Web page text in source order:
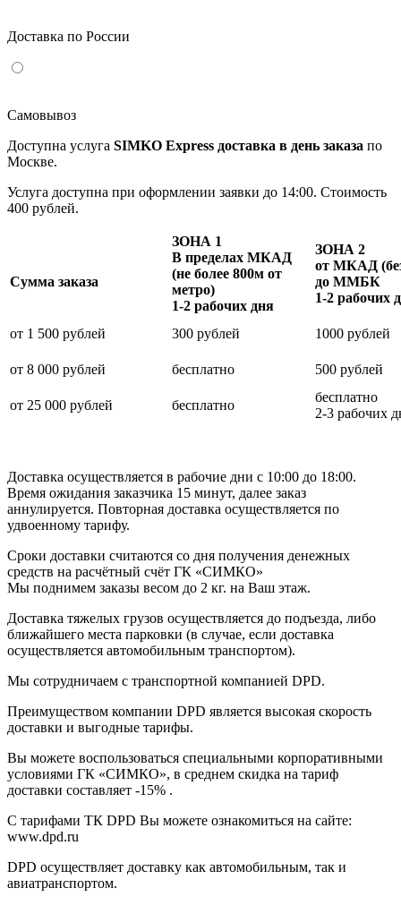
Доставка по России
Самовывоз
Доступна услуга SIMKO Express доставка в день заказа по
Москве.
Услуга доступна при оформлении заявки до 14:00. Стоимость
400 рублей.
Сумма заказа
ЗОНА 1
В пределах МКАД
(не более 800м от
метро)
1-2 рабочих дня
ЗОНА 2
от МКАД
до ММБК
1-2 рабочих
от 1 500 рублей 300 рублей 1000 рублей
от 8 000 рублей бесплатно 500 рублей
от 25 000 рублей бесплатно
бесплатно
2-3 рабочих
Доставка осуществляется в рабочие дни с 10:00 до 18:00.
Время ожидания заказчика 15 минут, далее заказ
аннулируется. Повторная доставка осуществляется по
удвоенному тарифу.
Сроки доставки считаются со дня получения денежных
средств на расчётный счёт ГК «СИМКО»
Мы поднимем заказы весом до 2 кг. на Ваш этаж.
Доставка тяжелых грузов осуществляется до подъезда, либо
ближайшего места парковки (в случае, если доставка
осуществляется автомобильным транспортом).
Мы сотрудничаем с транспортной компанией DPD.
Преимуществом компании DPD является высокая скорость
доставки и выгодные тарифы.
Вы можете воспользоваться специальными корпоративными
условиями ГК «СИМКО», в среднем скидка на тариф
доставки составляет -15% .
С тарифами ТК DPD Вы можете ознакомиться на сайте:
www.dpd.ru
DPD осуществляет доставку как автомобильным, так и
авиатранспортом.